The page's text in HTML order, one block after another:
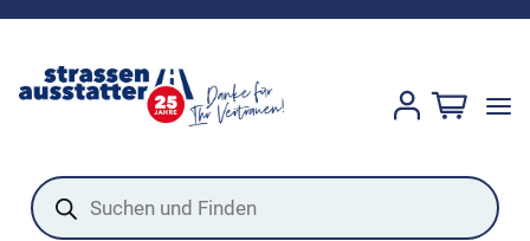
Products
search